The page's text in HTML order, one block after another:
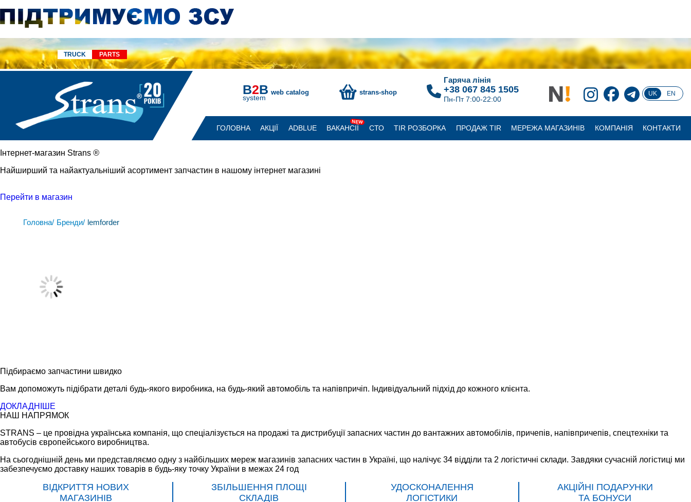
TRUCK PARTS
B2B
system
web catalog strans-shop
Гаряча лінія
+38 067 845 1505
Пн-Пт 7:00-22:00
UK EN
ГОЛОВНА АКЦІЇ ADBLUE ВАКАНСІЇ
NEW
СТО TIR РОЗБОРКА ПРОДАЖ TIR МЕРЕЖА МАГАЗИНІВ КОМПАНІЯ КОНТАКТИ
Iнтернет-магазин Strans ®
Найширший та найактуальніший асортимент запчастин в нашому інтернет магазині
Перейти в магазин
Головна/ Бренди/ lemforder
Підбираємо запчастини швидко
Вам допоможуть підібрати деталі будь-якого виробника, на будь-який автомобіль та напівпричіп. Індивідуальний підхід до кожного клієнта.
ДОКЛАДНІШЕ
НАШ НАПРЯМОК
STRANS – це провідна українська компанія, що спеціалізується на продажі та дистрибуції запасних частин до вантажних автомобілів, причепів, напівпричепів, спецтехніки та
автобусів європейського виробництва.
На сьогоднішній день ми представляємо одну з найбільших мереж магазинів запасних частин в Україні, що налічує 34 відділи та 2 логістичні склади. Завдяки сучасній логістиці ми
забезпечуємо доставку наших товарів в будь-яку точку України в межах 24 год
ВІДКРИТТЯ НОВИХ
МАГАЗИНІВ
ЗБІЛЬШЕННЯ ПЛОЩІ
СКЛАДІВ
УДОСКОНАЛЕННЯ
ЛОГІСТИКИ
АКЦІЙНІ ПОДАРУНКИ
ТА БОНУСИ